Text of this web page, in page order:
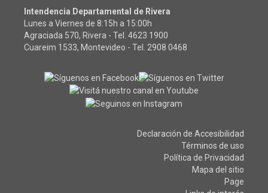
Intendencia Departamental de Rivera
Lunes a Viernes de 8:15h a 15:00h
Agraciada 570, Rivera - Tel. 4623 1900
Cuareim 1533, Montevideo - Tel. 2908 0468
Declaración de Accesibilidad
Términos de uso
Política de Privacidad
Mapa del sitio
Page